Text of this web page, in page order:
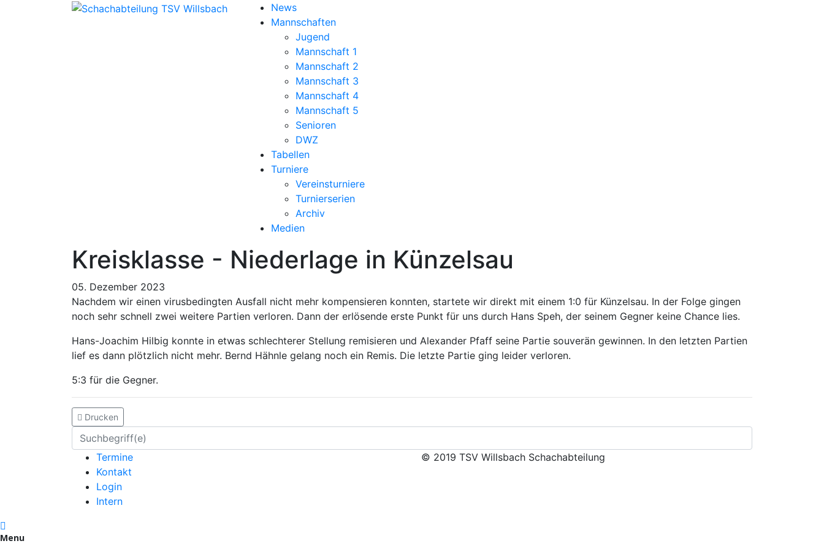
News
Mannschaften
Jugend
Mannschaft 1
Mannschaft 2
Mannschaft 3
Mannschaft 4
Mannschaft 5
Senioren
DWZ
Tabellen
Turniere
Vereinsturniere
Turnierserien
Archiv
Medien
Kreisklasse - Niederlage in Künzelsau
05. Dezember 2023
Nachdem wir einen virusbedingten Ausfall nicht mehr kompensieren konnten, startete wir direkt mit einem 1:0 für Künzelsau. In der Folge gingen
noch sehr schnell zwei weitere Partien verloren. Dann der erlösende erste Punkt für uns durch Hans Speh, der seinem Gegner keine Chance lies.
Hans-Joachim Hilbig konnte in etwas schlechterer Stellung remisieren und Alexander Pfaff seine Partie souverän gewinnen. In den letzten Partien
lief es dann plötzlich nicht mehr. Bernd Hähnle gelang noch ein Remis. Die letzte Partie ging leider verloren.
5:3 für die Gegner.
Drucken
Termine
Kontakt
Login
Intern
© 2019 TSV Willsbach Schachabteilung
Menu